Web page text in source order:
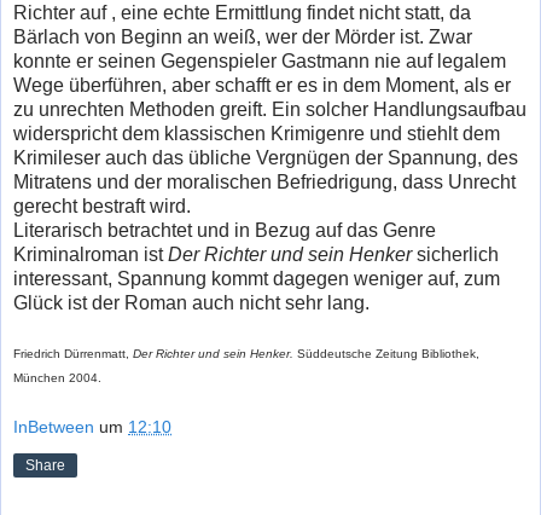
Richter auf , eine echte Ermittlung findet nicht statt, da
Bärlach von Beginn an weiß, wer der Mörder ist. Zwar
konnte er seinen Gegenspieler Gastmann nie auf legalem
Wege überführen, aber schafft er es in dem Moment, als er
zu unrechten Methoden greift. Ein solcher Handlungsaufbau
widerspricht dem klassischen Krimigenre und stiehlt dem
Krimileser auch das übliche Vergnügen der Spannung, des
Mitratens und der moralischen Befriedrigung, dass Unrecht
gerecht bestraft wird.
Literarisch betrachtet und in Bezug auf das Genre
Kriminalroman istDer Richter und sein Henkersicherlich
interessant, Spannung kommt dagegen weniger auf, zum
Glück ist der Roman auch nicht sehr lang.
Friedrich Dürrenmatt, Der Richter und sein Henker. Süddeutsche Zeitung Bibliothek,
München 2004.
InBetween um 12:10
Share